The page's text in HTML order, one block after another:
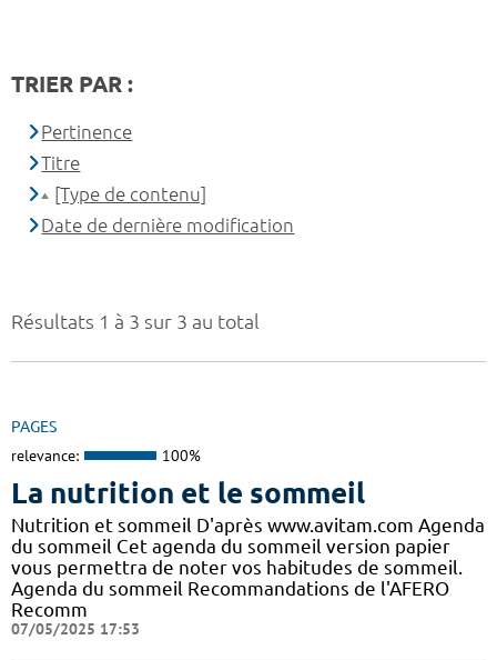
Résultats 1 à 3 sur 3 au total
PAGES
relevance: 100%
La nutrition et le sommeil
Nutrition et sommeil D'après www.avitam.com Agenda
du sommeil Cet agenda du sommeil version papier
vous permettra de noter vos habitudes de sommeil.
Agenda du sommeil Recommandations de l'AFERO
Recomm
07/05/2025 17:53
TRIER PAR :
Pertinence
Titre
[Type de contenu]
Date de dernière modification